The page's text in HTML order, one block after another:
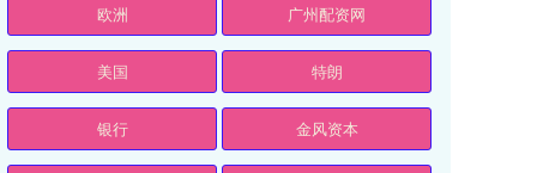
欧洲 广州配资网
美国 特朗
银行 金风资本